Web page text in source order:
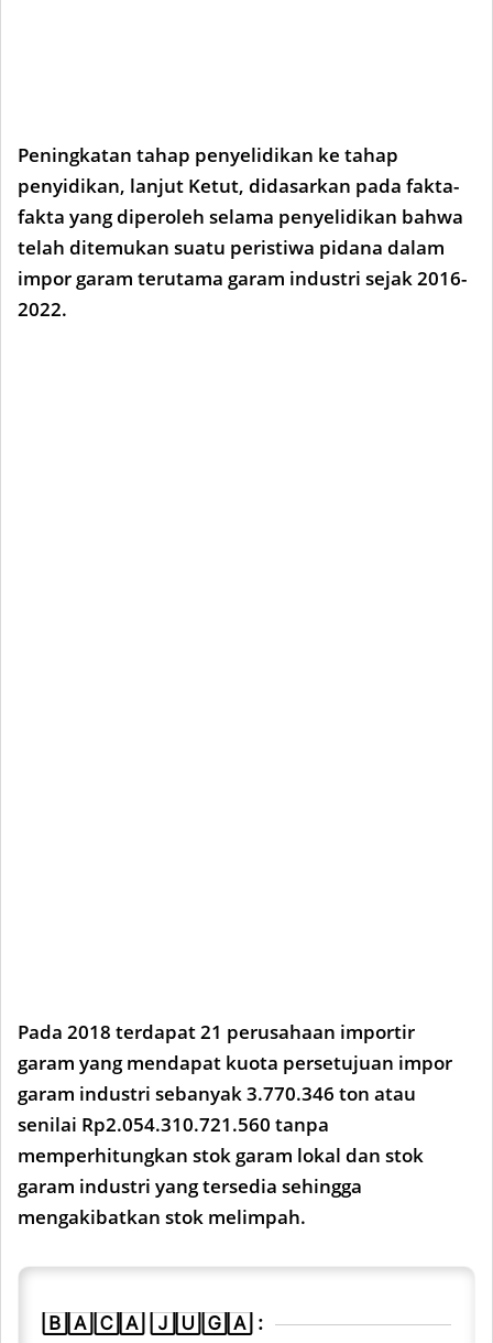
Peningkatan tahap penyelidikan ke tahap
penyidikan, lanjut Ketut, didasarkan pada fakta-
fakta yang diperoleh selama penyelidikan bahwa
telah ditemukan suatu peristiwa pidana dalam
impor garam terutama garam industri sejak 2016-
2022.
Pada 2018 terdapat 21 perusahaan importir
garam yang mendapat kuota persetujuan impor
garam industri sebanyak 3.770.346 ton atau
senilai Rp2.054.310.721.560 tanpa
memperhitungkan stok garam lokal dan stok
garam industri yang tersedia sehingga
mengakibatkan stok melimpah.
🄱🄰🄲🄰 🄹🅄🄶🄰 :